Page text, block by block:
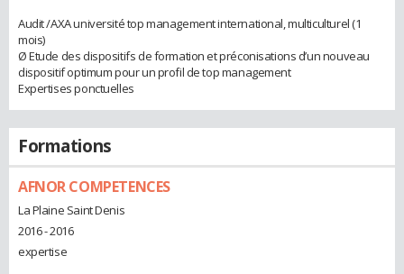
Audit /AXA université top management international, multiculturel (1
mois)
Ø Etude des dispositifs de formation et préconisations d’un nouveau
dispositif optimum pour un profil de top management
Expertises ponctuelles
Formations
AFNOR COMPETENCES
La Plaine Saint Denis
2016 - 2016
expertise